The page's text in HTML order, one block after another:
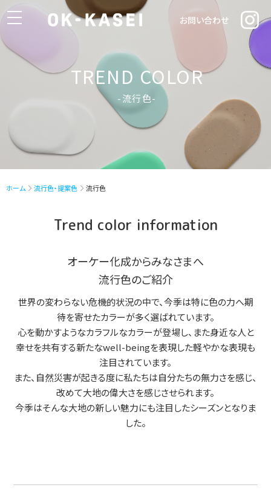
toggle
navigation
お問い合わせ
TREND COLOR
-流行色-
ホーム 流行色・提案色 流行色
Trend color information
オーケー化成からみなさまへ
流行色のご紹介
世界の変わらない危機的状況の中で、今季は特に色の力へ期
待を寄せたカラーが多く選ばれています。
心を動かすようなカラフルなカラーが登場し、また身近な人と
幸せを共有する新たなwell-beingを表現した軽やかな表現も
注目されています。
また、自然災害が起きる度に私たちは自分たちの無力さを感じ、
改めて大地の偉大さを感じさせられます。
今季はそんな大地の新しい魅力にも注目したシーズンとなりま
した。